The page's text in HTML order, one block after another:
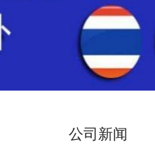
公司新闻